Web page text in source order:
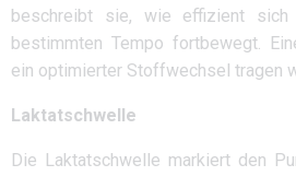
beschreibt sie, wie effizient
bestimmten Tempo fortbewegt.
ein optimierter Stoffwechsel tragen
Laktatschwelle
Die Laktatschwelle markiert den